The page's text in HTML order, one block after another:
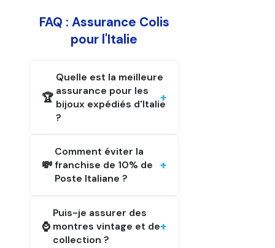
FAQ : Assurance Colis
pour l'Italie
🏆
Quelle est la meilleure
assurance pour les
bijoux expédiés d'Italie
?
💸
Comment éviter la
franchise de 10% de
Poste Italiane ?
⌚
Puis-je assurer des
montres vintage et de
collection ?